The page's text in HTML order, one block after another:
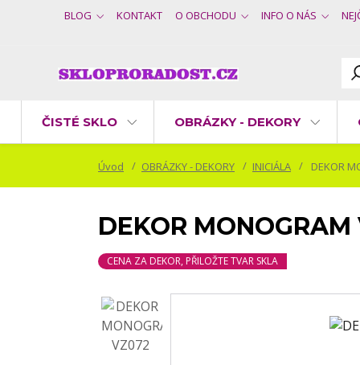
BLOG KONTAKT O OBCHODU INFO O NÁS
ČISTÉ SKLO OBRÁZKY - DEKORY
Úvod OBRÁZKY - DEKORY INICIÁLA DEKOR
DEKOR
CENA ZA DEKOR, PŘILOŽTE TVAR SKLA